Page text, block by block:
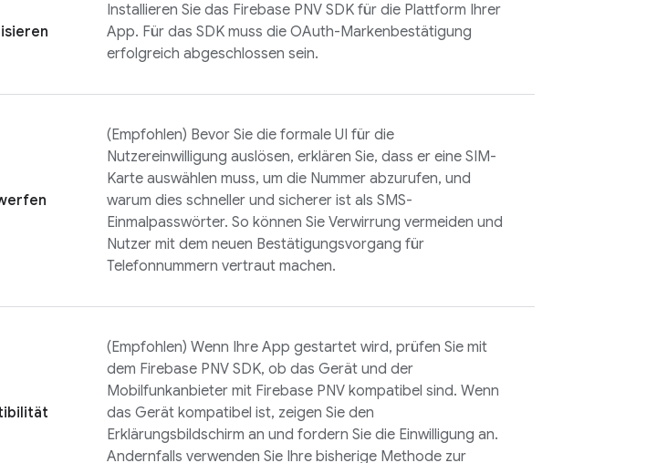
Installieren Sie das Firebase PNV SDK für die Plattform Ihrer
App. Für das SDK muss die OAuth-Markenbestätigung
erfolgreich abgeschlossen sein.
(Empfohlen) Bevor Sie die formale UI für die
Nutzereinwilligung auslösen, erklären Sie, dass er eine SIM-
Karte auswählen muss, um die Nummer abzurufen, und
warum dies schneller und sicherer ist als SMS-
Einmalpasswörter. So können Sie Verwirrung vermeiden und
Nutzer mit dem neuen Bestätigungsvorgang für
Telefonnummern vertraut machen.
(Empfohlen) Wenn Ihre App gestartet wird, prüfen Sie mit
dem Firebase PNV SDK, ob das Gerät und der
Mobilfunkanbieter mit Firebase PNV kompatibel sind. Wenn
das Gerät kompatibel ist, zeigen Sie den
Erklärungsbildschirm an und fordern Sie die Einwilligung an.
Andernfalls verwenden Sie Ihre bisherige Methode zur